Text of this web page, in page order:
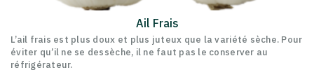
Ail Frais
L’ail frais est plus doux et plus juteux que la variété sèche. Pour
éviter qu’il ne se dessèche, il ne faut pas le conserver au
réfrigérateur.